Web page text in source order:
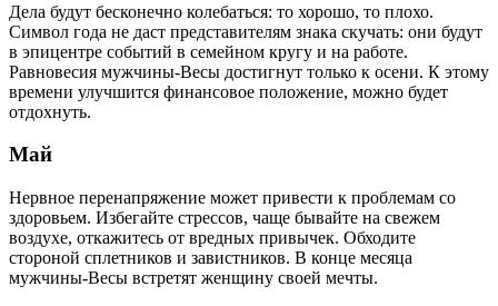
Дела будут бесконечно колебаться: то хорошо, то плохо.
Символ года не даст представителям знака скучать: они будут
в эпицентре событий в семейном кругу и на работе.
Равновесия мужчины-Весы достигнут только к осени. К этому
времени улучшится финансовое положение, можно будет
отдохнуть.
Май
Нервное перенапряжение может привести к проблемам со
здоровьем. Избегайте стрессов, чаще бывайте на свежем
воздухе, откажитесь от вредных привычек. Обходите
стороной сплетников и завистников. В конце месяца
мужчины-Весы встретят женщину своей мечты.